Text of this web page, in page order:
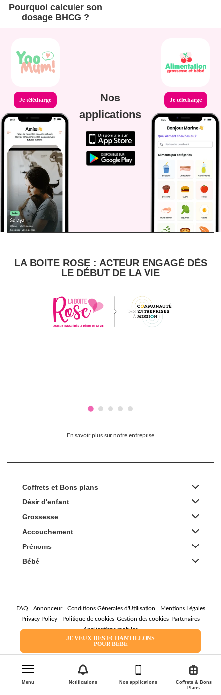
Coffrets & Bons
Plans
Nos applications
Notifications
Menu
JE VEUX DES ECHANTILLONS
POUR BEBE
Pourquoi calculer son
dosage BHCG ?
Je télécharge
Nos
applications
Je télécharge
LA BOITE ROSE : ACTEUR ENGAGÉ DÈS
LE DÉBUT DE LA VIE
En savoir plus sur notre entreprise
Coffrets et Bons plans
Désir d'enfant
Grossesse
Accouchement
Prénoms
Bébé
FAQ Annonceur Conditions Générales d'Utilisation
Mentions Légales
Privacy Policy
Politique de cookies Gestion des cookies Partenaires
Applications mobiles
2026 Family Service - La Boîte Rose